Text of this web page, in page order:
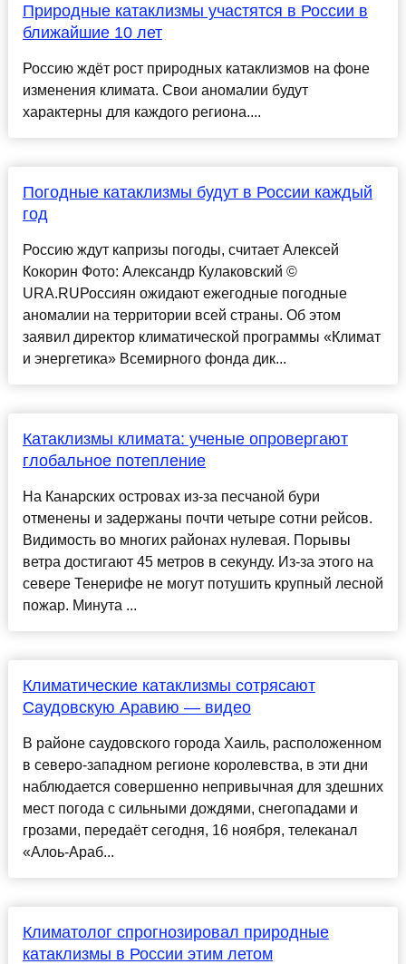
Природные катаклизмы участятся в России в
ближайшие 10 лет
Россию ждёт рост природных катаклизмов на фоне
изменения климата. Свои аномалии будут
характерны для каждого региона....
Погодные катаклизмы будут в России каждый
год
Россию ждут капризы погоды, считает Алексей
Кокорин Фото: Александр Кулаковский ©
URA.RUРоссиян ожидают ежегодные погодные
аномалии на территории всей страны. Об этом
заявил директор климатической программы «Климат
и энергетика» Всемирного фонда дик...
Катаклизмы климата: ученые опровергают
глобальное потепление
На Канарских островах из-за песчаной бури
отменены и задержаны почти четыре сотни рейсов.
Видимость во многих районах нулевая. Порывы
ветра достигают 45 метров в секунду. Из-за этого на
севере Тенерифе не могут потушить крупный лесной
пожар. Минута ...
Климатические катаклизмы сотрясают
Саудовскую Аравию — видео
В районе саудовского города Хаиль, расположенном
в северо-западном регионе королевства, в эти дни
наблюдается совершенно непривычная для здешних
мест погода с сильными дождями, снегопадами и
грозами, передаёт сегодня, 16 ноября, телеканал
«Алоь-Араб...
Климатолог спрогнозировал природные
катаклизмы в России этим летом